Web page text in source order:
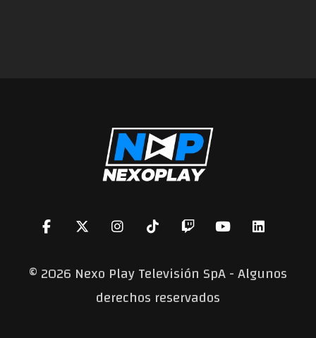
©2026 Nexo Play Televisión SpA - Algunos
derechos reservados